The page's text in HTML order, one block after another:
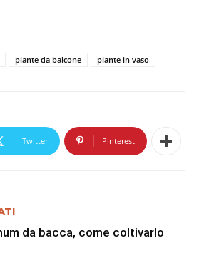
piante da balcone piante in vaso
Twitter Pinterest
da bacca, come coltivarlo